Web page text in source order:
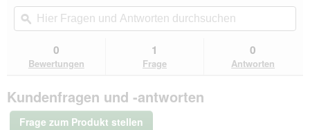
wird
ein
Dialogfeld
geöffnet.
Beurteilungswert
für
Trixie
Altea
Hier
Fragen
und
durchsuchen
ϙ
0
Bewertungen
1
Frage
0
Antworten
Kundenfragen und -antworten
Frage zum Produkt stellen